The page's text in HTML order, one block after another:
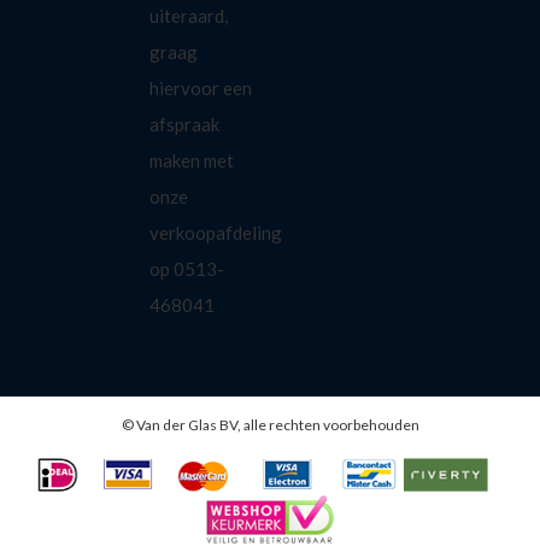
uiteraard,
graag
hiervoor een
afspraak
maken met
onze
verkoopafdeling
op 0513-
468041
© Van der Glas BV, alle rechten voorbehouden